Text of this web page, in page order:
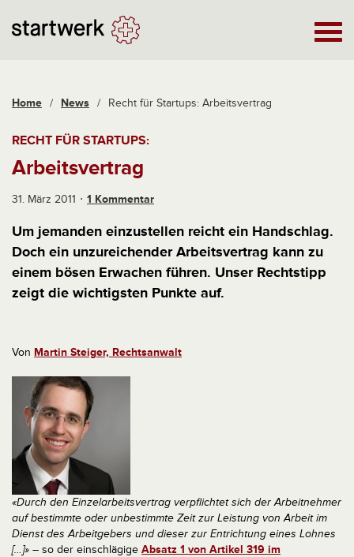
Home / News / Recht für Startups: Arbeitsvertrag
RECHT FÜR STARTUPS:
Arbeitsvertrag
31. März 2011 1 Kommentar
Um jemanden einzustellen reicht ein Handschlag.
Doch ein unzureichender Arbeitsvertrag kann zu
einem bösen Erwachen führen. Unser Rechtstipp
zeigt die wichtigsten Punkte auf.
Von Martin Steiger, Rechtsanwalt
«Durch den Einzelarbeitsvertrag verpflichtet sich der Arbeitnehmer
auf bestimmte oder unbestimmte Zeit zur Leistung von Arbeit im
Dienst des Arbeitgebers und dieser zur Entrichtung eines Lohnes
[…]» – so der einschlägige Absatz 1 von Artikel 319 im